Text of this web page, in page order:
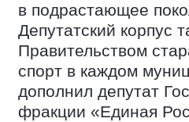
в подрастающее
Депутатский корпус
Правительством
спорт в каждом
дополнил депутат
фракции «Единая